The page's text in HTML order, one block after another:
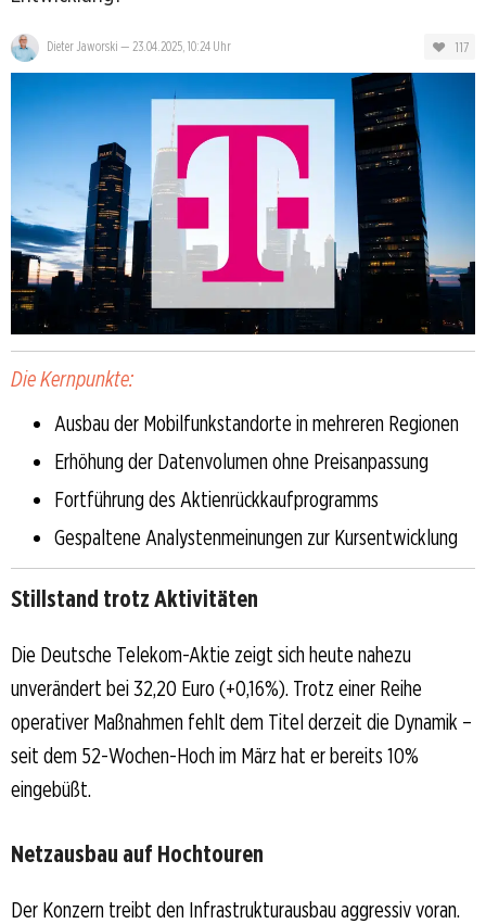
Dieter Jaworski — 23.04.2025, 10:24 Uhr 117
Die Kernpunkte:
Ausbau der Mobilfunkstandorte in mehreren Regionen
Erhöhung der Datenvolumen ohne Preisanpassung
Fortführung des Aktienrückkaufprogramms
Gespaltene Analystenmeinungen zur Kursentwicklung
Stillstand trotz Aktivitäten
Die Deutsche Telekom-Aktie zeigt sich heute nahezu
unverändert bei 32,20 Euro (+0,16%). Trotz einer Reihe
operativer Maßnahmen fehlt dem Titel derzeit die Dynamik –
seit dem 52-Wochen-Hoch im März hat er bereits 10%
eingebüßt.
Netzausbau auf Hochtouren
Der Konzern treibt den Infrastrukturausbau aggressiv voran.